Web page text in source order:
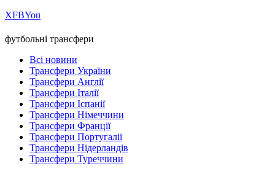
ХFBYou
футбольні трансфери
Всі новини
Трансфери України
Трансфери Англії
Трансфери Італії
Трансфери Іспанії
Трансфери Німеччини
Трансфери Франції
Трансфери Португалії
Трансфери Нідерландів
Трансфери Туреччини